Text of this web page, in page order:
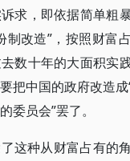
求，即依据简单粗
制改造”，按照财富
数十年的大面积实
把中国的政府改造
委员会”罢了。
这种从财富占有的